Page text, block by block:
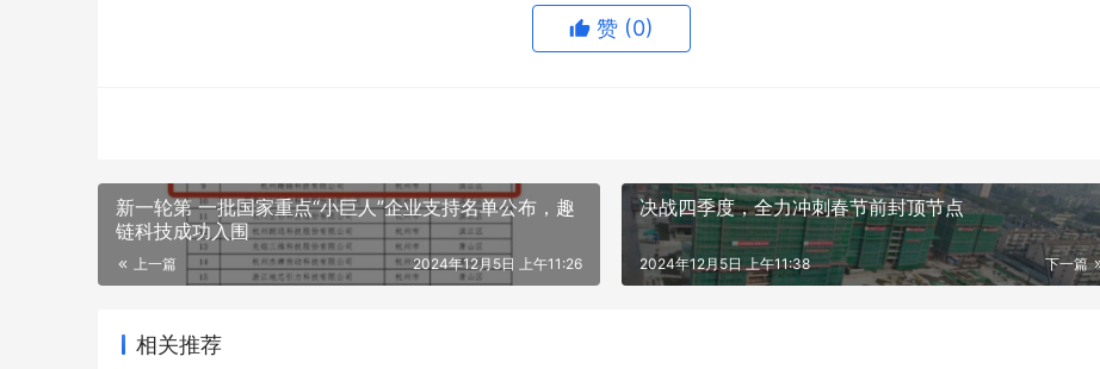
赞 (0)
新一轮第 一批国家重点“小巨人”企业支持名单公布，趣
链科技成功入围
上一篇 2024年12月5日 上午11:26
决战四季度，全力冲刺春节前封顶节点
下一篇
2024年12月5日 上午11:38
相关推荐